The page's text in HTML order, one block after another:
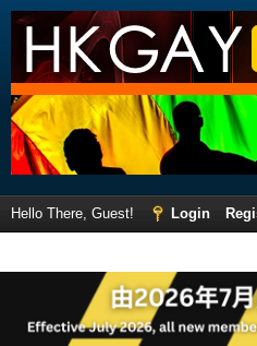
Hello There, Guest! Login